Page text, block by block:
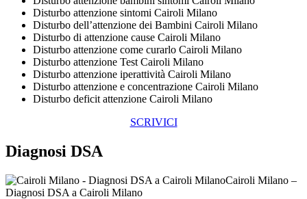
Disturbo attenzione sintomi Cairoli Milano
Disturbo dell’attenzione dei Bambini Cairoli Milano
Disturbo di attenzione cause Cairoli Milano
Disturbo attenzione come curarlo Cairoli Milano
Disturbo attenzione Test Cairoli Milano
Disturbo attenzione iperattività Cairoli Milano
Disturbo attenzione e concentrazione Cairoli Milano
Disturbo deficit attenzione Cairoli Milano
SCRIVICI
Diagnosi DSA
Cairoli Milano –
Diagnosi DSA a Cairoli Milano